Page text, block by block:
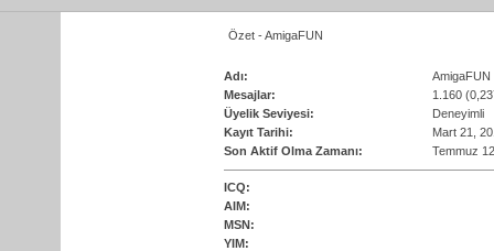
Özet - AmigaFUN
Adı:
AmigaFUN
Mesajlar:
1.160
Üyelik Seviyesi:
Deneyimli
Kayıt Tarihi:
Mart 21,
Son Aktif Olma Zamanı:
Temmuz
ICQ:
AIM:
MSN:
YIM: